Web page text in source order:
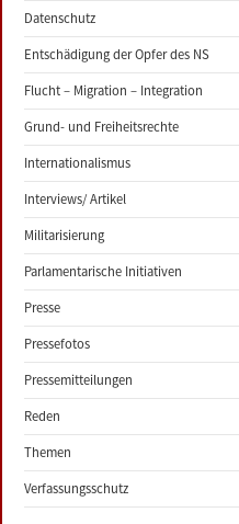
Datenschutz
Entschädigung der Opfer des NS
Flucht – Migration – Integration
Grund- und Freiheitsrechte
Internationalismus
Interviews/ Artikel
Militarisierung
Parlamentarische Initiativen
Presse
Pressefotos
Pressemitteilungen
Reden
Themen
Verfassungsschutz